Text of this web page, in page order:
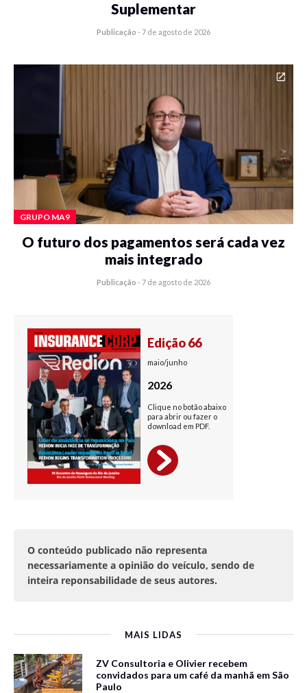
Suplementar
Publicação - 7 de agosto de 2026
GRUPO MA9
O futuro dos pagamentos será cada vez
mais integrado
Publicação - 7 de agosto de 2026
O conteúdo publicado não representa
necessariamente a opinião do veículo, sendo de
inteira reponsabilidade de seus autores.
MAIS LIDAS
ZV Consultoria e Olivier recebem
convidados para um café da manhã em São
Paulo